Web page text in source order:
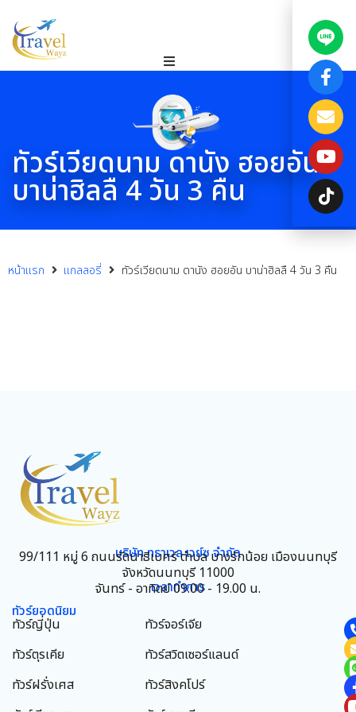
ทัวร์เวียดนาม ดานัง ฮอยอัน
บาน่าฮิลลื 4 วัน 3 คืน
หน้าแรก แกลลอรี่ ทัวร์เวียดนาม ดานัง ฮอยอัน บาน่าฮิลลื 4 วัน 3 คืน
บริษัท ทราเวล เวย์ซ จำกัด
99/111 หมู่ 6 ถนนรัตนาธิเบศร์ ตำบล บางรักน้อย เมืองนนทบุรี
จังหวัดนนทบุรี 11000
เวลาทำการ
จันทร์ - อาทิตย์ 09.00 - 19.00 น.
ทัวร์ยอดนิยม
ทัวร์ญี่ปุ่น
ทัวร์ตุรเคีย
ทัวร์ฝรั่งเศส
ทัวร์จอร์เจีย
ทัวร์สวิตเซอร์แลนด์
ทัวร์สิงคโปร์